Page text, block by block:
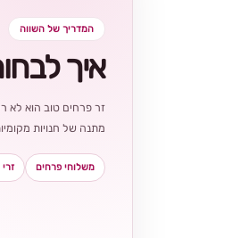
המדריך של השווה
איך
זר פרחים טוב הוא לא
מתנה של חנויות
משלוחי פרחים